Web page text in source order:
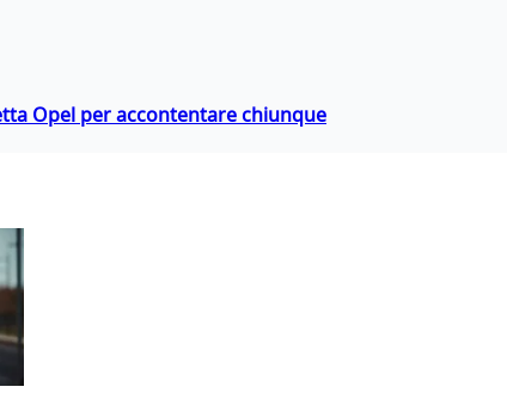
Opel per accontentare chiunque